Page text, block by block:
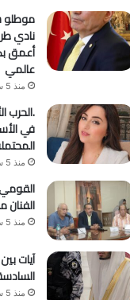
موطلو
نادي
أعمق
عالمي
منذ 5 ساعات
.الحرب
في
منذ 5 ساعات
منذ 5 ساعات
آيات
منذ 5 ساعات